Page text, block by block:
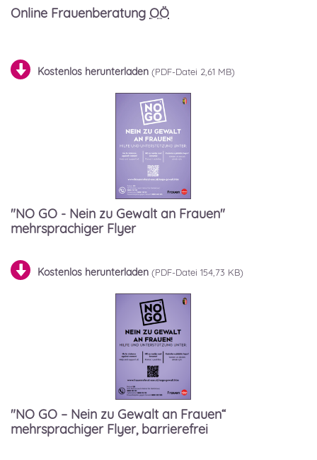
Online Frauenberatung OÖ
Kostenlos herunterladen 2,61 MB)
"NO GO - Nein zu Gewalt an Frauen"
mehrsprachiger Flyer
Kostenlos herunterladen 154,73 KB)
"NO GO – Nein zu Gewalt an Frauen“
mehrsprachiger Flyer, barrierefrei